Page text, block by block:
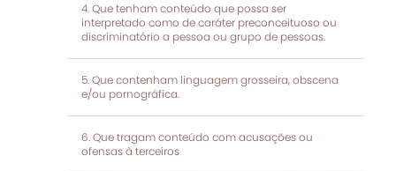
Que tenham conteúdo que possa ser
interpretado como de caráter preconceituoso ou
discriminatório a pessoa ou grupo de pessoas.
Que contenham linguagem grosseira, obscena
e/ou pornográfica.
Que tragam conteúdo com acusações ou
ofensas à terceiros